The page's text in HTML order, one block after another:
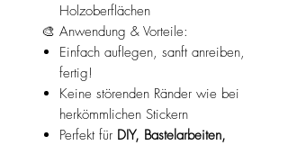
Holzoberflächen
🎨 Anwendung & Vorteile:
Einfach auflegen, sanft anreiben,
fertig!
Keine störenden Ränder wie bei
herkömmlichen Stickern
Perfekt für DIY, Bastelarbeiten,